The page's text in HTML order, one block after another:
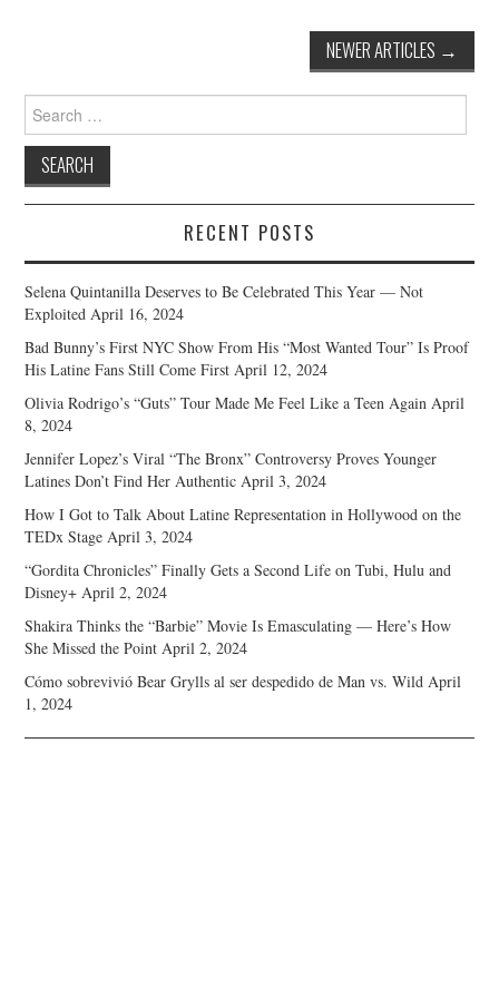
NEWER ARTICLES →
Search
for:
RECENT POSTS
Selena Quintanilla Deserves to Be Celebrated This Year — Not
Exploited April 16, 2024
Bad Bunny’s First NYC Show From His “Most Wanted Tour” Is Proof
His Latine Fans Still Come First April 12, 2024
Olivia Rodrigo’s “Guts” Tour Made Me Feel Like a Teen Again April
8, 2024
Jennifer Lopez’s Viral “The Bronx” Controversy Proves Younger
Latines Don’t Find Her Authentic April 3, 2024
How I Got to Talk About Latine Representation in Hollywood on the
TEDx Stage April 3, 2024
“Gordita Chronicles” Finally Gets a Second Life on Tubi, Hulu and
Disney+ April 2, 2024
Shakira Thinks the “Barbie” Movie Is Emasculating — Here’s How
She Missed the Point April 2, 2024
Cómo sobrevivió Bear Grylls al ser despedido de Man vs. Wild April
1, 2024